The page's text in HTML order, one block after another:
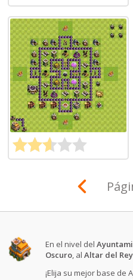
En el nivel del
Oscuro, alAltar del
¡Elija su mejor base de